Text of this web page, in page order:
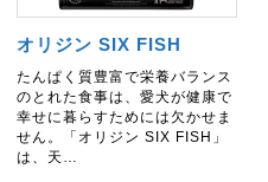
オリジン SIX FISH
たんぱく質豊富で栄養バランス
のとれた食事は、愛犬が健康で
幸せに暮らすためには欠かせま
せん。「オリジン SIX FISH」
は、天…